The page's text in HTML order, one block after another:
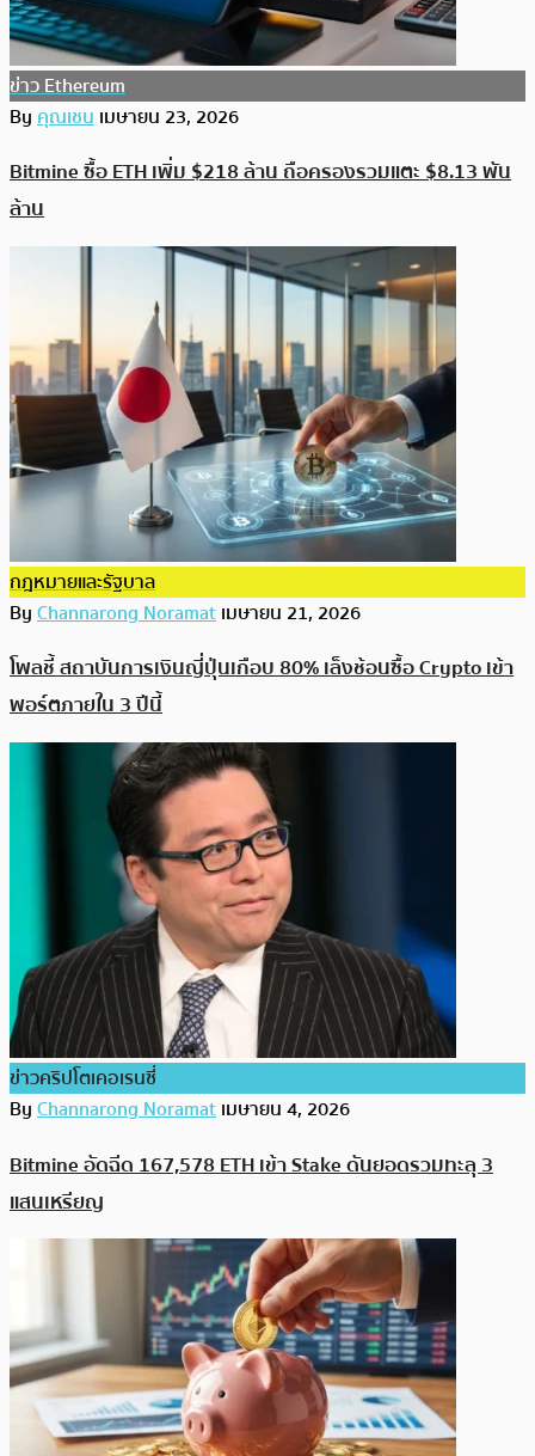
ข่าว Ethereum
Byคุณเชนเมษายน 23, 2026
Bitmine ซื้อ ETH เพิ่ม $218 ล้าน ถือครองรวมแตะ $8.13 พัน
ล้าน
กฎหมายและรัฐบาล
ByChannarong Noramatเมษายน 21, 2026
โพลชี้ สถาบันการเงินญี่ปุ่นเกือบ 80% เล็งช้อนซื้อ Crypto เข้า
พอร์ตภายใน 3 ปีนี้
ข่าวคริปโตเคอเรนซี่
ByChannarong Noramatเมษายน 4, 2026
Bitmine อัดฉีด 167,578 ETH เข้า Stake ดันยอดรวมทะลุ 3
แสนเหรียญ